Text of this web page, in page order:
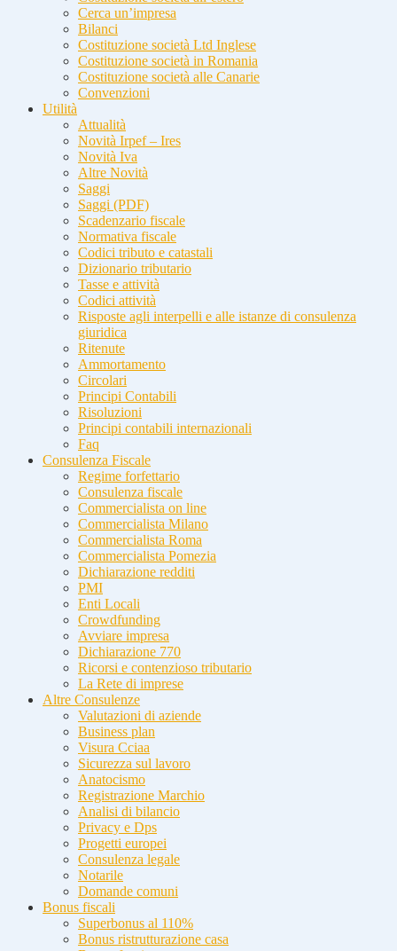
Cerca un’impresa
Bilanci
Costituzione società Ltd Inglese
Costituzione società in Romania
Costituzione società alle Canarie
Convenzioni
Utilità
Attualità
Novità Irpef – Ires
Novità Iva
Altre Novità
Saggi
Saggi (PDF)
Scadenzario fiscale
Normativa fiscale
Codici tributo e catastali
Dizionario tributario
Tasse e attività
Codici attività
Risposte agli interpelli e alle istanze di consulenza
giuridica
Ritenute
Ammortamento
Circolari
Principi Contabili
Risoluzioni
Principi contabili internazionali
Faq
Consulenza Fiscale
Regime forfettario
Consulenza fiscale
Commercialista on line
Commercialista Milano
Commercialista Roma
Commercialista Pomezia
Dichiarazione redditi
PMI
Enti Locali
Crowdfunding
Avviare impresa
Dichiarazione 770
Ricorsi e contenzioso tributario
La Rete di imprese
Altre Consulenze
Valutazioni di aziende
Business plan
Visura Cciaa
Sicurezza sul lavoro
Anatocismo
Registrazione Marchio
Analisi di bilancio
Privacy e Dps
Progetti europei
Consulenza legale
Notarile
Domande comuni
Bonus fiscali
Superbonus al 110%
Bonus ristrutturazione casa